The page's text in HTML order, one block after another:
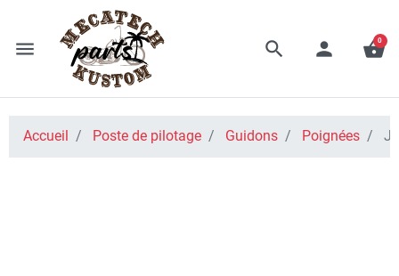
menu search person shopping_basket
0
Accueil Poste de pilotage Guidons Poignées